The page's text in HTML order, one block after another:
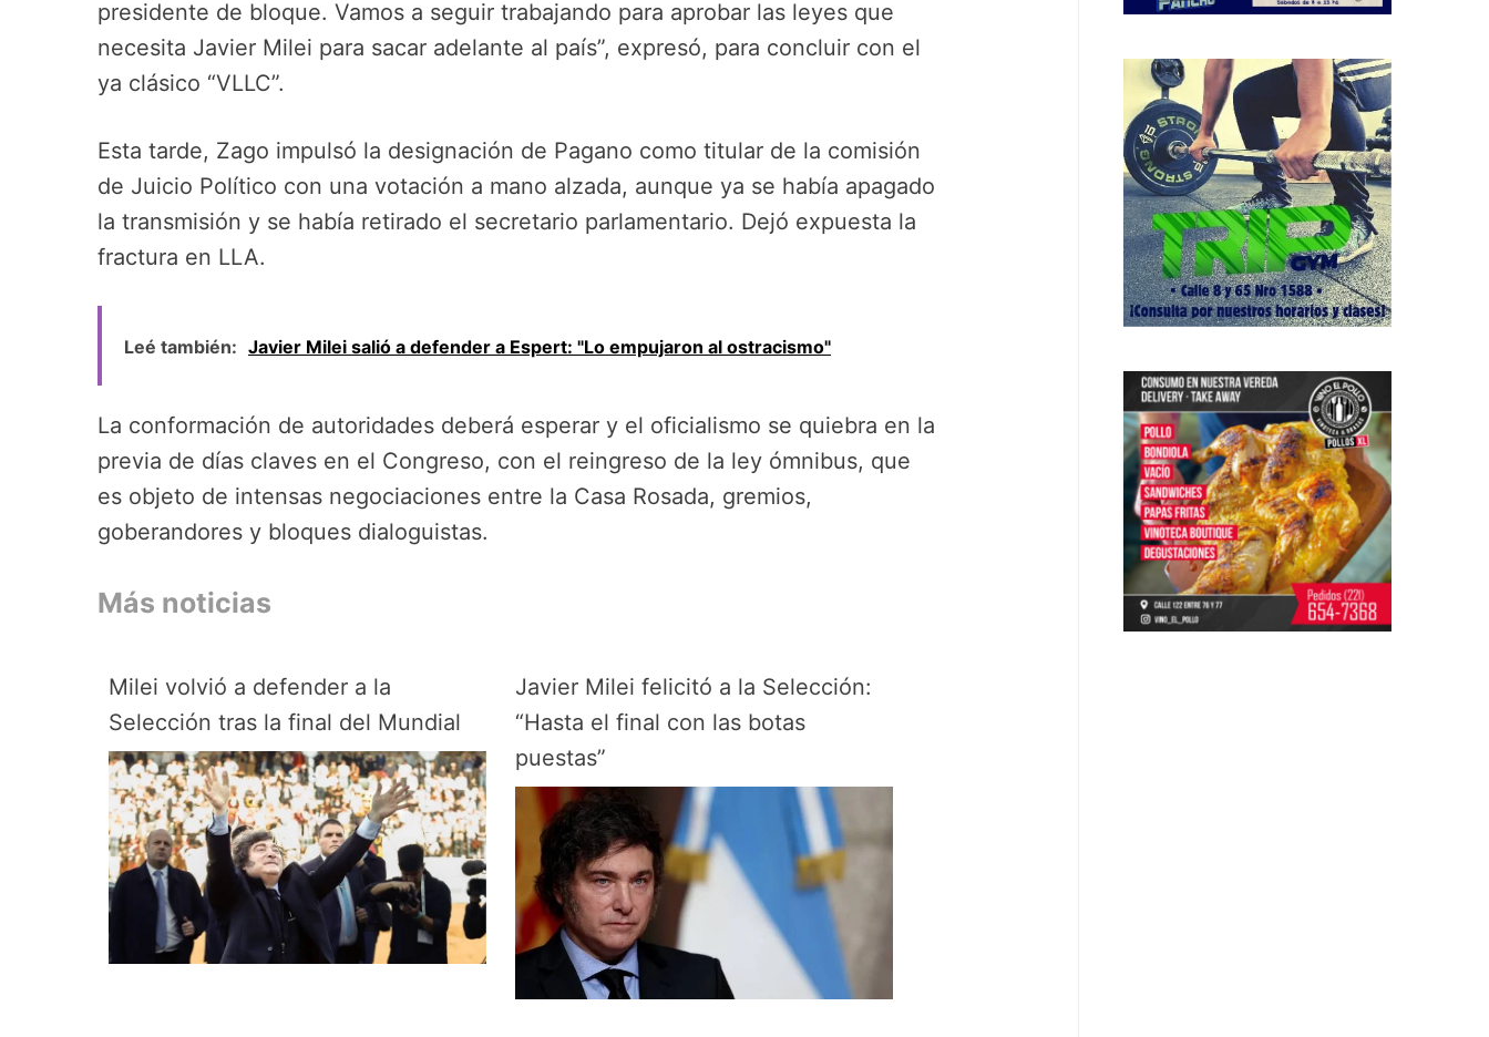
presidente de bloque. Vamos a seguir trabajando para aprobar las leyes que
necesita Javier Milei para sacar adelante al país”, expresó, para concluir con el
ya clásico “VLLC”.
Esta tarde, Zago impulsó la designación de Pagano como titular de la comisión
de Juicio Político con una votación a mano alzada, aunque ya se había apagado
la transmisión y se había retirado el secretario parlamentario. Dejó expuesta la
fractura en LLA.
Leé también: Javier Milei salió a defender a Espert: "Lo empujaron al ostracismo"
La conformación de autoridades deberá esperar y el oficialismo se quiebra en la
previa de días claves en el Congreso, con el reingreso de la ley ómnibus, que
es objeto de intensas negociaciones entre la Casa Rosada, gremios,
goberandores y bloques dialoguistas.
Más noticias
Milei volvió a defender a la
Selección tras la final del Mundial
Javier Milei felicitó a la Selección:
“Hasta el final con las botas
puestas”